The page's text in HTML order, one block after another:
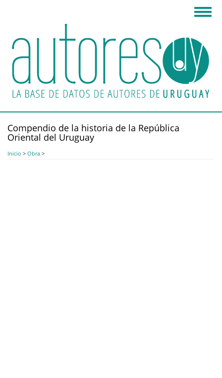
principal
Compendio de la historia de la República
Oriental del Uruguay
Inicio > Obra >